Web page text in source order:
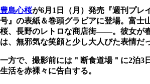
豊島心桜が6月1日（月）発売『週刊プレ
号』の表紙＆巻頭グラビアに登場。富士
桜、長野のレトロな商店街――。彼女が
は、無邪気な笑顔と少し大人びた表情だ
一方で、撮影前には＂断食道場＂に2泊3
生活を赤裸々に告白する。